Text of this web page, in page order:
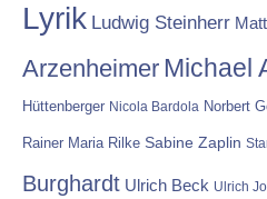
Lyrik Ludwig Steinherr
Arzenheimer Michael
Hüttenberger Nicola Bardola Norbert
Rainer Maria Rilke Sabine Zaplin
Burghardt Ulrich Beck Ulrich